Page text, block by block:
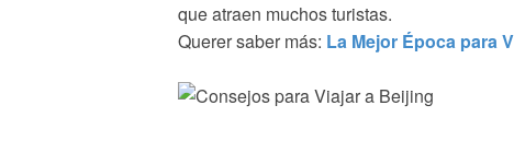
que atraen muchos turistas.
Querer saber más: La Mejor Época para